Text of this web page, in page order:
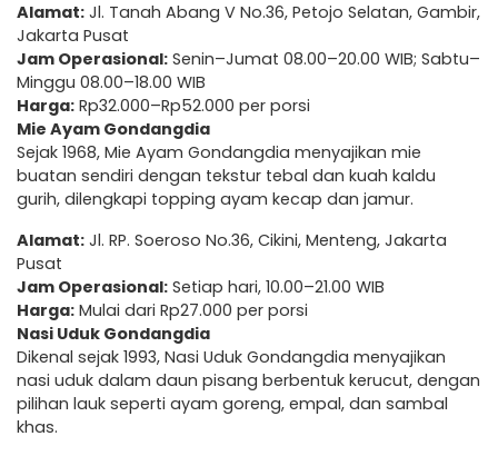
Alamat: Jl. Tanah Abang V No.36, Petojo Selatan, Gambir,
Jakarta Pusat
Jam Operasional: Senin–Jumat 08.00–20.00 WIB; Sabtu–
Minggu 08.00–18.00 WIB
Harga: Rp32.000–Rp52.000 per porsi
Mie Ayam Gondangdia
Sejak 1968, Mie Ayam Gondangdia menyajikan mie
buatan sendiri dengan tekstur tebal dan kuah kaldu
gurih, dilengkapi topping ayam kecap dan jamur.
Alamat: Jl. RP. Soeroso No.36, Cikini, Menteng, Jakarta
Pusat
Jam Operasional: Setiap hari, 10.00–21.00 WIB
Harga: Mulai dari Rp27.000 per porsi
Nasi Uduk Gondangdia
Dikenal sejak 1993, Nasi Uduk Gondangdia menyajikan
nasi uduk dalam daun pisang berbentuk kerucut, dengan
pilihan lauk seperti ayam goreng, empal, dan sambal
khas.